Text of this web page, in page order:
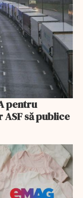
pentru
să publice